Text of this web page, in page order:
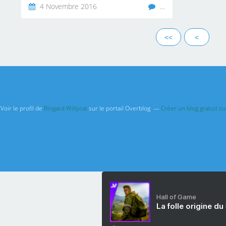
4 Novembre 2016 …
<< <
Voir le profil de Ringard Willycatsur le portail Overblog Créer un blog gratuit
Hall of Game
La folle origine du